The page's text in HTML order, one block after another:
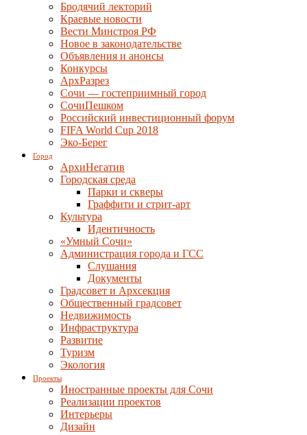
Бродячий лекторий
Краевые новости
Вести Минстроя РФ
Новое в законодательстве
Объявления и анонсы
Конкурсы
АрхРазрез
Сочи — гостеприимный город
СочиПешком
Российский инвестиционный форум
FIFA World Cup 2018
Эко-Берег
Город
АрхиНегатив
Городская среда
Парки и скверы
Граффити и стрит-арт
Культура
Идентичность
«Умный Сочи»
Администрация города и ГСС
Слушания
Документы
Градсовет и Архсекция
Общественный градсовет
Недвижимость
Инфраструктура
Развитие
Туризм
Экология
Проекты
Иностранные проекты для Сочи
Реализации проектов
Интерьеры
Дизайн